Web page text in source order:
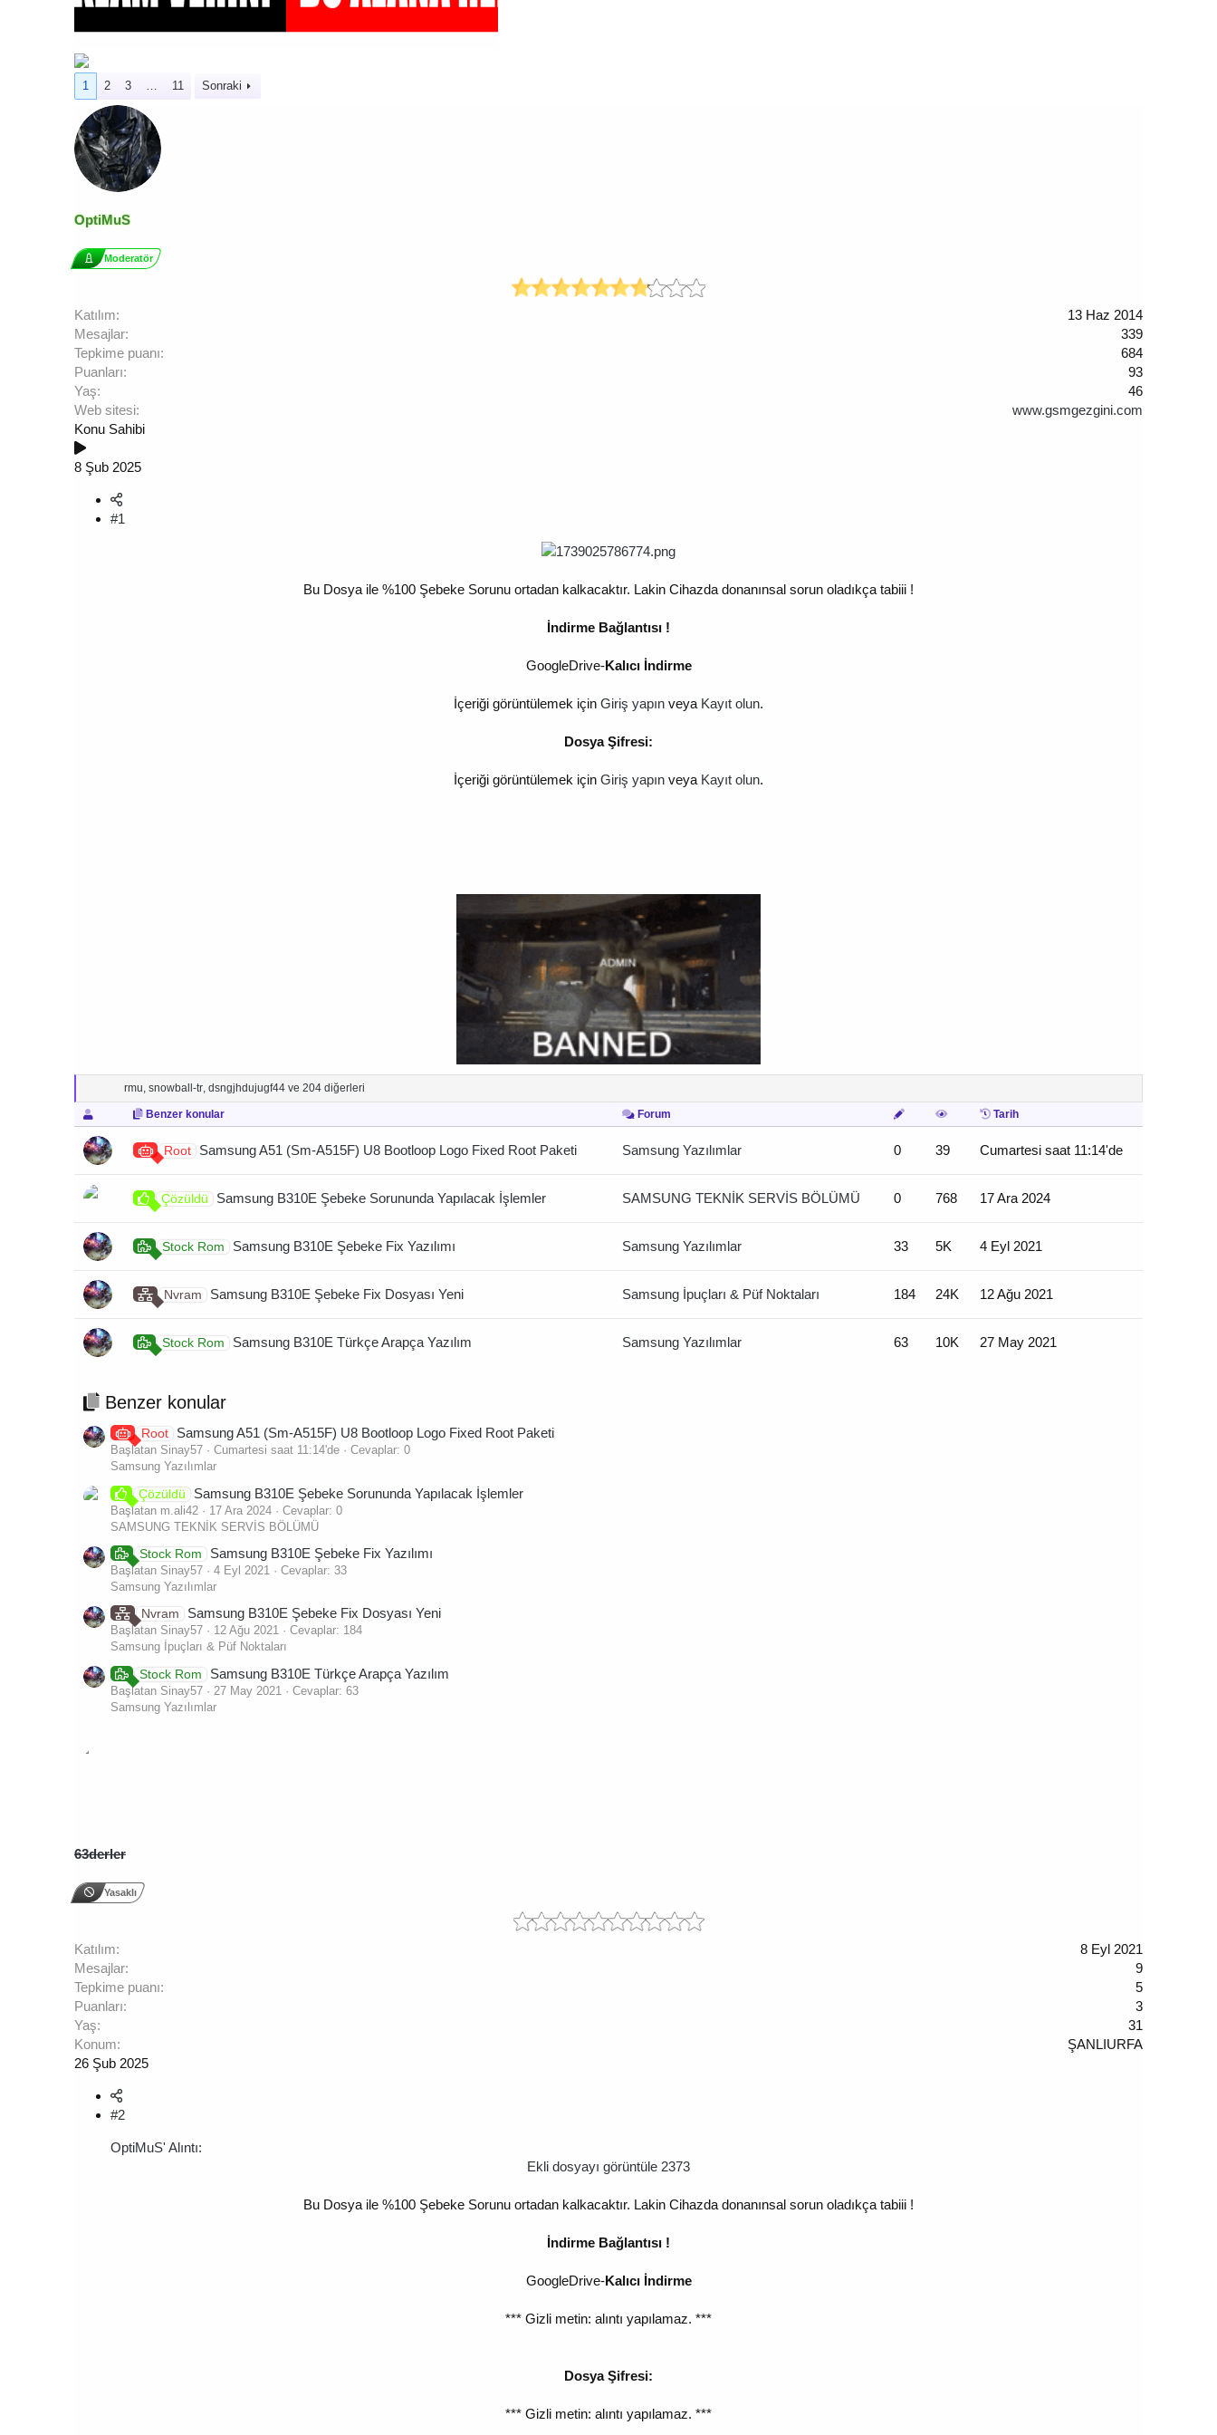
1 2 3 … 11 Sonraki
OptiMuS
Moderatör
Katılım
13 Haz 2014
Mesajlar
339
Tepkime puanı
684
Puanları
93
Yaş
46
Web sitesi
www.gsmgezgini.com
Konu Sahibi
8 Şub 2025
#1
Bu Dosya ile %100 Şebeke Sorunu ortadan kalkacaktır. Lakin Cihazda donanınsal sorun oladıkça tabiii !
İndirme Bağlantısı !
GoogleDrive-Kalıcı İndirme
İçeriği görüntülemek için Giriş yapın veya Kayıt olun.
Dosya Şifresi:
İçeriği görüntülemek için Giriş yapın veya Kayıt olun.
T
e
k
rmu, snowball-tr, dsngjhdujugf44 ve 204 diğerleri
Benzer konular Forum Tarih
Root Samsung A51 (Sm-A515F) U8 Bootloop Logo Fixed Root Paketi Samsung Yazılımlar 0 39 Cumartesi saat 11:14'de
Çözüldü Samsung B310E Şebeke Sorununda Yapılacak İşlemler SAMSUNG TEKNİK SERVİS BÖLÜMÜ 0 768 17 Ara 2024
Stock Rom Samsung B310E Şebeke Fix Yazılımı Samsung Yazılımlar 33 5K 4 Eyl 2021
Nvram Samsung B310E Şebeke Fix Dosyası Yeni Samsung İpuçları & Püf Noktaları 184 24K 12 Ağu 2021
Stock Rom Samsung B310E Türkçe Arapça Yazılım Samsung Yazılımlar 63 10K 27 May 2021
Benzer konular
Root Samsung A51 (Sm-A515F) U8 Bootloop Logo Fixed Root Paketi
Başlatan Sinay57 Cumartesi saat 11:14'de
Cevaplar: 0
Samsung Yazılımlar
Çözüldü Samsung B310E Şebeke Sorununda Yapılacak İşlemler
Başlatan m.ali42 17 Ara 2024
Cevaplar: 0
SAMSUNG TEKNİK SERVİS BÖLÜMÜ
Stock Rom Samsung B310E Şebeke Fix Yazılımı
Başlatan Sinay57 4 Eyl 2021
Cevaplar: 33
Samsung Yazılımlar
Nvram Samsung B310E Şebeke Fix Dosyası Yeni
Başlatan Sinay57 12 Ağu 2021
Cevaplar: 184
Samsung İpuçları & Püf Noktaları
Stock Rom Samsung B310E Türkçe Arapça Yazılım
Başlatan Sinay57 27 May 2021
Cevaplar: 63
Samsung Yazılımlar
63derler
Yasaklı
Katılım
8 Eyl 2021
Mesajlar
9
Tepkime puanı
5
Puanları
3
Yaş
31
Konum
ŞANLIURFA
26 Şub 2025
#2
OptiMuS' Alıntı:
Ekli dosyayı görüntüle 2373
Bu Dosya ile %100 Şebeke Sorunu ortadan kalkacaktır. Lakin Cihazda donanınsal sorun oladıkça tabiii !
İndirme Bağlantısı !
GoogleDrive-Kalıcı İndirme
*** Gizli metin: alıntı yapılamaz. ***
Dosya Şifresi:
*** Gizli metin: alıntı yapılamaz. ***